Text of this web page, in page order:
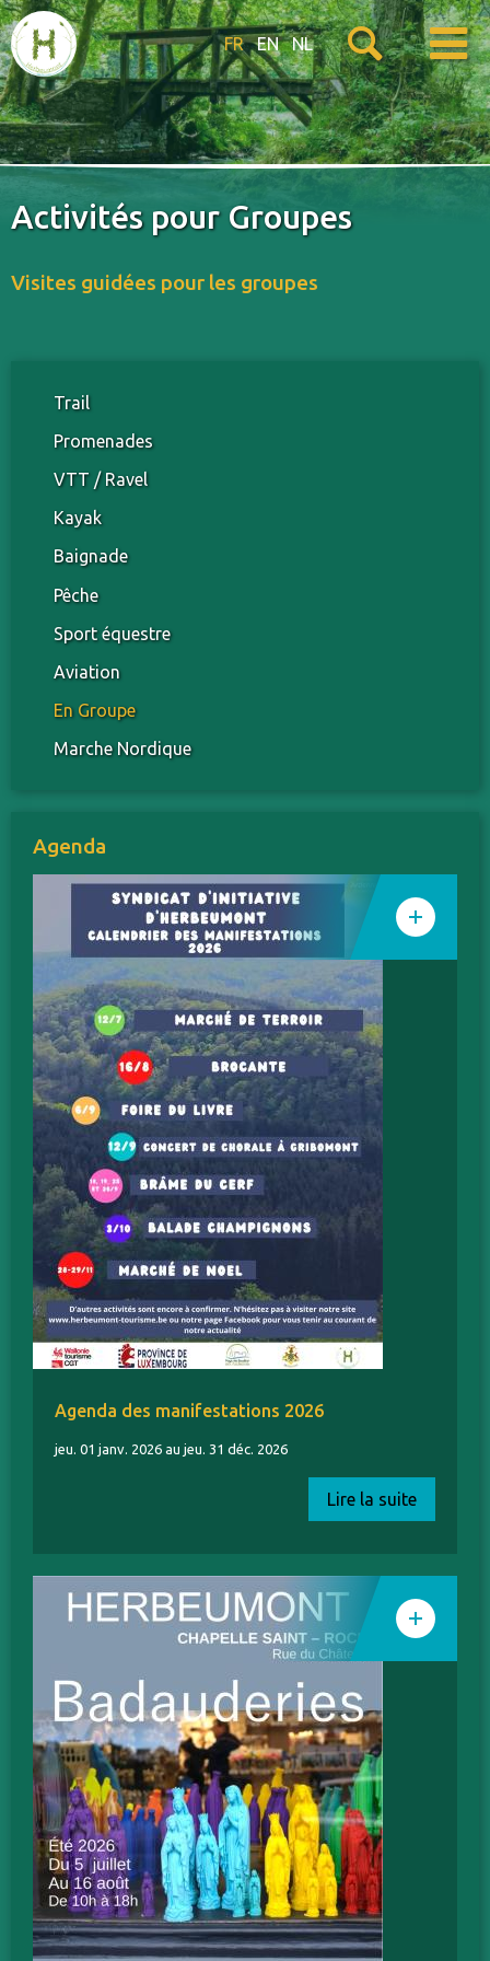
FR EN NL
Activités pour Groupes
Visites guidées pour les groupes
Trail
Promenades
VTT / Ravel
Kayak
Baignade
Pêche
Sport équestre
Aviation
En Groupe
Marche Nordique
Agenda
Agenda des manifestations 2026
jeu. 01 janv. 2026 au jeu. 31 déc. 2026
Lire la suite